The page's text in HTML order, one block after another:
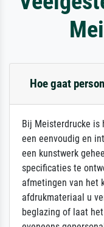
Hoe gaat
Bij Meisterdrucke is
een eenvoudig en
een kunstwerk
specificaties te
afmetingen van het
afdrukmateriaal u
beglazing of laat